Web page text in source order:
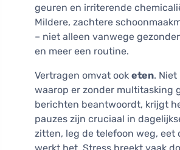
geuren en irriterende
Mildere, zachtere
– niet alleen vanwege
en meer een routine.
Vertragen omvat ook eten.
waarop er zonder multitasking
berichten beantwoordt, krijgt
pauzes zijn cruciaal in
zitten, leg de telefoon weg, eet